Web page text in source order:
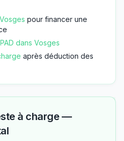
Vosges pour financer une
dans Vosges
après déduction des
à charge —